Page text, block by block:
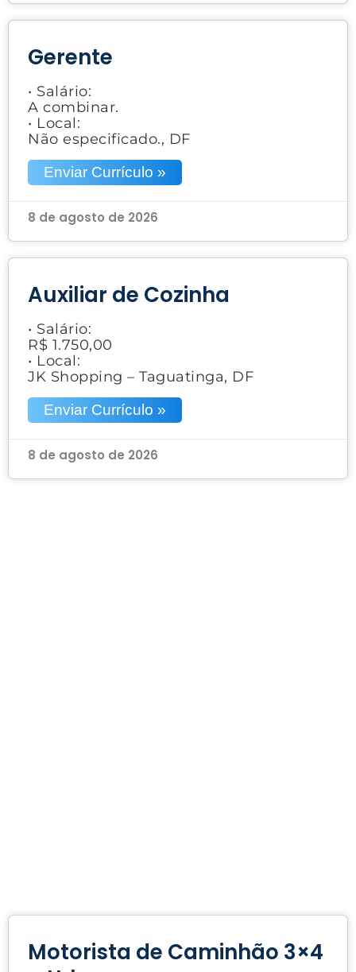
Gerente
• Salário:
A combinar.
• Local:
Não especificado., DF
Enviar Currículo »
8 de agosto de 2026
Auxiliar de Cozinha
• Salário:
R$ 1.750,00
• Local:
JK Shopping – Taguatinga, DF
Enviar Currículo »
8 de agosto de 2026
Motorista de Caminhão 3×4